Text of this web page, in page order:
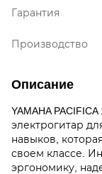
Гарантия
Производство
Описание
YAMAHA
электрогитар
навыков,
своем классе.
эргономику,